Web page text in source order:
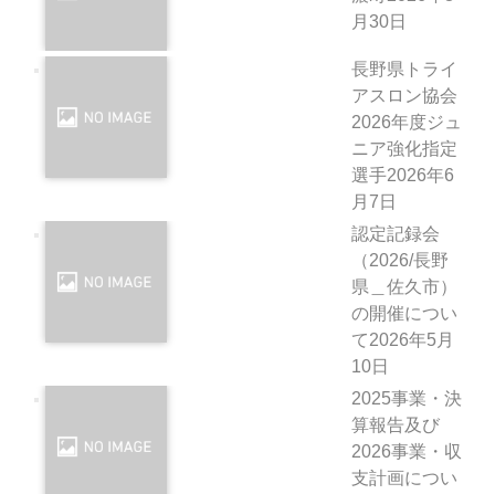
月30日
長野県トライ
アスロン協会
2026年度ジュ
ニア強化指定
選手2026年6
月7日
認定記録会
（2026/長野
県＿佐久市）
の開催につい
て2026年5月
10日
2025事業・決
算報告及び
2026事業・収
支計画につい